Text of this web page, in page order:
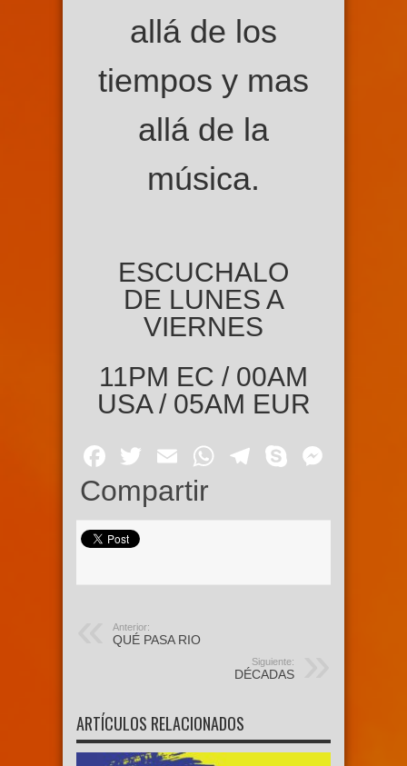
allá de los
tiempos y mas
allá de la
música.
ESCUCHALO
DE LUNES A
VIERNES
11PM EC / 00AM
USA / 05AM EUR
Facebook
Twitter
EmailWhatsApp
Telegram
Skype
Compartir
Anterior:
QUÉ PASA RIO
Siguiente:
DÉCADAS
ARTÍCULOS RELACIONADOS